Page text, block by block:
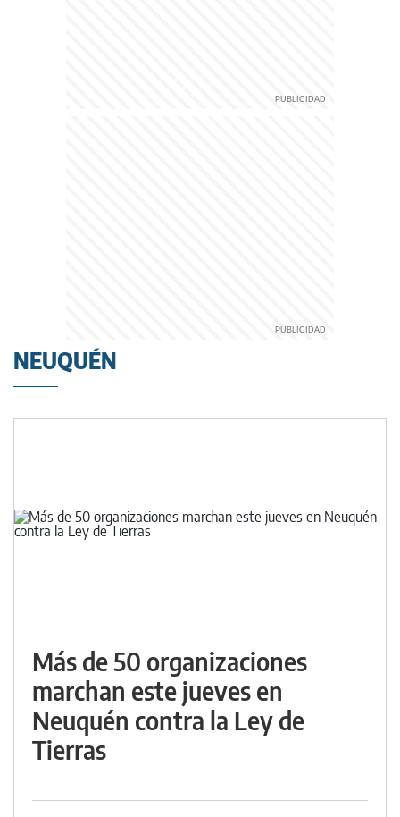
NEUQUÉN
Más de 50 organizaciones
marchan este jueves en
Neuquén contra la Ley de
Tierras